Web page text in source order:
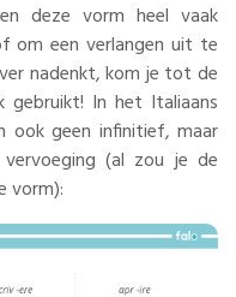
deze vorm heel vaak
om een verlangen uit te
nadenkt, kom je tot de
In het Italiaans
ook geen infinitief, maar
(al zou je de
vorm):